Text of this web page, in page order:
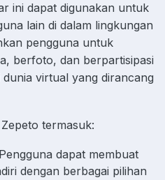
ini dapat digunakan untuk
lain di dalam lingkungan
pengguna untuk
berfoto, dan berpartisipasi
virtual yang dirancang
termasuk:
dapat membuat
dengan berbagai pilihan